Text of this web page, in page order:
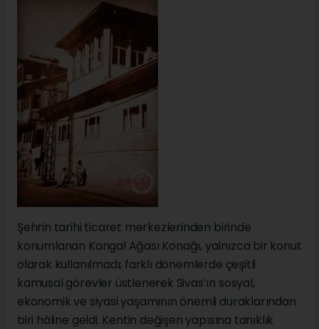
Şehrin tarihi ticaret merkezlerinden birinde
konumlanan Kangal Ağası Konağı, yalnızca bir konut
olarak kullanılmadı; farklı dönemlerde çeşitli
kamusal görevler üstlenerek Sivas’ın sosyal,
ekonomik ve siyasi yaşamının önemli duraklarından
biri hâline geldi. Kentin değişen yapısına tanıklık